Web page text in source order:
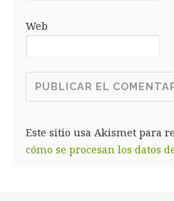
Web
Este sitio usa Akismet para
cómo se procesan los datos